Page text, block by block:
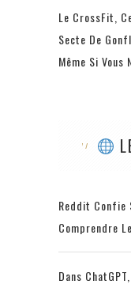
Le CrossFit,
Secte De
Même Si Vous
Reddit Confie
Comprendre
Dans